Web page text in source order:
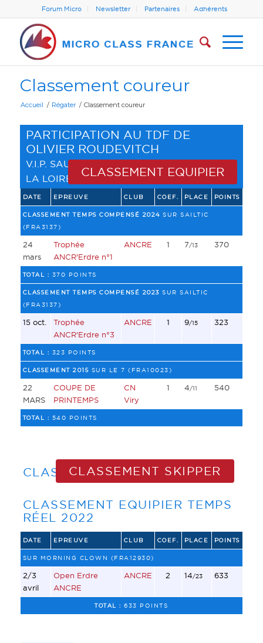
Forum Micro Newsletter Partenaires Adhérents
Classement coureur
Accueil / Régater / Classement coureur
PARTICIPATION AU TDF DE
OLIVIER ROUDEVITCH
V.I.P. SAUMUR
LA LOIRE
CLASSEMENT EQUIPIER
DATE EPREUVE CLUB COEF. PLACE POINTS
CLASSEMENT TEMPS COMPENSÉ 2024SUR SAILTIC
(FRA3137)
24
mars
Trophée
ANCR'Erdre n°1
ANCRE 1 7/13 370
TOTAL : 370 POINTS
CLASSEMENT TEMPS COMPENSÉ 2023SUR SAILTIC
(FRA3137)
15 oct.
Trophée
ANCR'Erdre n°3
ANCRE 1 9/15 323
TOTAL : 323 POINTS
CLASSEMENT 2015 SUR LE 7 (FRA10023)
22
MARS
COUPE DE
PRINTEMPS
CN
Viry
1 4/11 540
TOTAL : 540 POINTS
CLASSEMENT EQUIPIER
CLASSEMENT SKIPPER
CLASSEMENT EQUIPIER TEMPS
RÉEL 2022
DATE EPREUVE CLUB COEF. PLACE POINTS
SUR MORNING CLOWN (FRA12930)
2/3
avril
Open Erdre
ANCRE
ANCRE 2 14/23 633
TOTAL :633 POINTS